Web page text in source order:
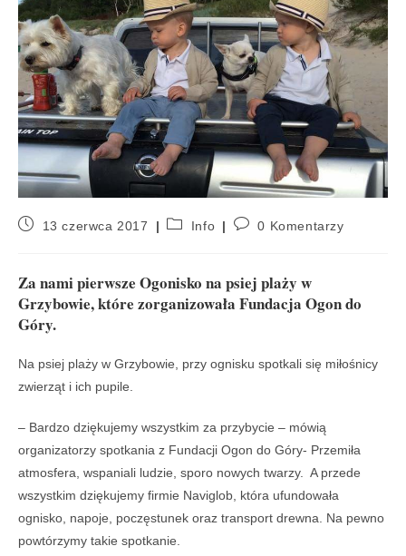
13 czerwca 2017 Info 0 Komentarzy
Za nami pierwsze Ogonisko na psiej plaży w
Grzybowie, które zorganizowała Fundacja Ogon do
Góry.
Na psiej plaży w Grzybowie, przy ognisku spotkali się miłośnicy
zwierząt i ich pupile.
– Bardzo dziękujemy wszystkim za przybycie – mówią
organizatorzy spotkania z Fundacji Ogon do Góry- Przemiła
atmosfera, wspaniali ludzie, sporo nowych twarzy. A przede
wszystkim dziękujemy firmie Naviglob, która ufundowała
ognisko, napoje, poczęstunek oraz transport drewna. Na pewno
powtórzymy takie spotkanie.